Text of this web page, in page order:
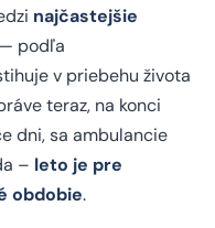
najčastejšie
— podľa
v priebehu života
teraz, na konci
dni, sa ambulancie
– leto je pre
obdobie.